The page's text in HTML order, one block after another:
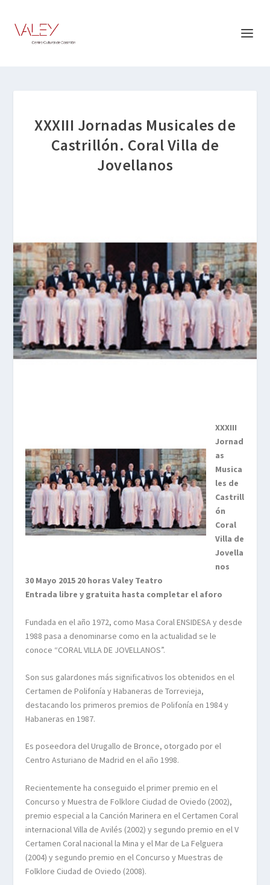
XXXIII Jornadas Musicales de
Castrillón. Coral Villa de
Jovellanos
XXXIII
Jornad
as
Musica
les de
Castrill
ón
Coral
Villa de
Jovella
nos
30 Mayo 2015 20 horas Valey Teatro
Entrada libre y gratuita hasta completar el aforo
Fundada en el año 1972, como Masa Coral ENSIDESA y desde
1988 pasa a denominarse como en la actualidad se le
conoce “CORAL VILLA DE JOVELLANOS”.
Son sus galardones más significativos los obtenidos en el
Certamen de Polifonía y Habaneras de Torrevieja,
destacando los primeros premios de Polifonía en 1984 y
Habaneras en 1987.
Es poseedora del Urugallo de Bronce, otorgado por el
Centro Asturiano de Madrid en el año 1998.
Recientemente ha conseguido el primer premio en el
Concurso y Muestra de Folklore Ciudad de Oviedo (2002),
premio especial a la Canción Marinera en el Certamen Coral
internacional Villa de Avilés (2002) y segundo premio en el V
Certamen Coral nacional la Mina y el Mar de La Felguera
(2004) y segundo premio en el Concurso y Muestras de
Folklore Ciudad de Oviedo (2008).